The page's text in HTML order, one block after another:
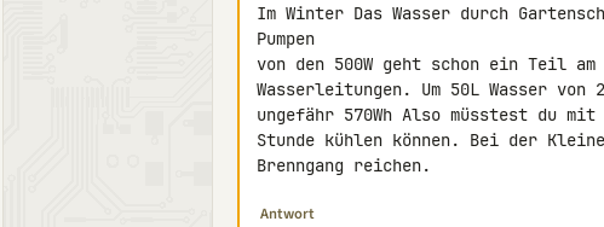
Im Winter Das Wasser durch
Pumpen
von den 500W geht schon ein Teil
Wasserleitungen. Um 50L Wasser
ungefähr 570Wh Also müsstest du
Stunde kühlen können. Bei der
Brenngang reichen.
Antwort